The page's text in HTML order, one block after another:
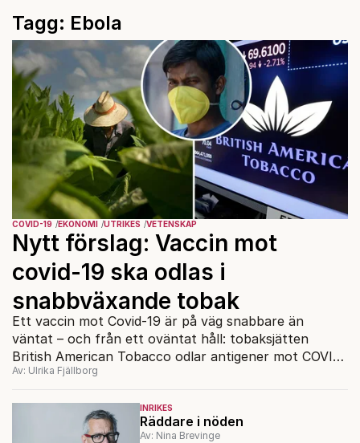
Tagg: Ebola
INRIKES
Räddare i nöden
Av: Nina Brevinge
COVID-19 EKONOMI UTRIKES VETENSKAP
Nytt förslag: Vaccin mot
covid-19 ska odlas i
snabbväxande tobak
Ett vaccin mot Covid-19 är på väg snabbare än
väntat – och från ett oväntat håll: tobaksjätten
British American Tobacco odlar antigener mot COVID-
19 i snabbväxande tobak.
Av: Ulrika Fjällborg